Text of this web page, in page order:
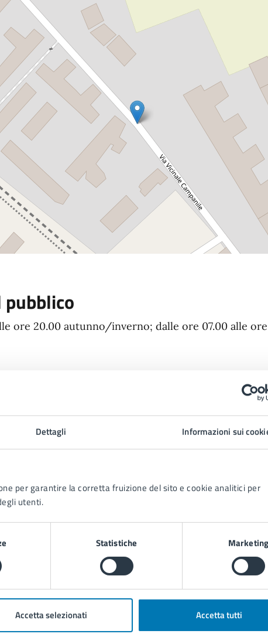
Dettagli Informazioni sui
per garantire la corretta fruizione del sito e cookie analitici per
utenti.
Statistiche Marketing
Accetta selezionati Accetta tutti
ore 20.00 autunno/inverno; dalle ore 07.00 alle
igienici